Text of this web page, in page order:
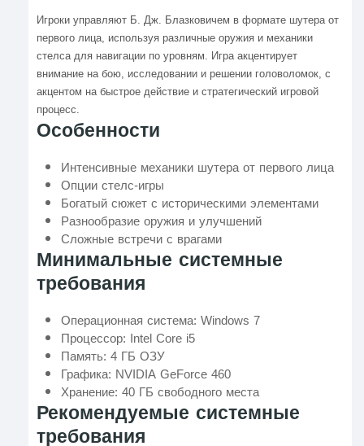
Игроки управляют Б. Дж. Блазковичем в формате шутера от
первого лица, используя различные оружия и механики
стелса для навигации по уровням. Игра акцентирует
внимание на бою, исследовании и решении головоломок, с
акцентом на быстрое действие и стратегический игровой
процесс.
Особенности
Интенсивные механики шутера от первого лица
Опции стелс-игры
Богатый сюжет с историческими элементами
Разнообразие оружия и улучшений
Сложные встречи с врагами
Минимальные системные
требования
Операционная система: Windows 7
Процессор: Intel Core i5
Память: 4 ГБ ОЗУ
Графика: NVIDIA GeForce 460
Хранение: 40 ГБ свободного места
Рекомендуемые системные
требования